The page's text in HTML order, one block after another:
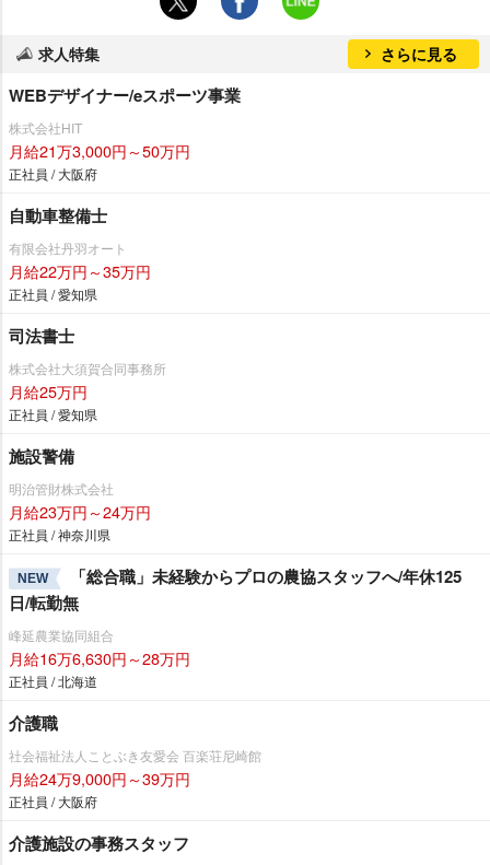
求人特集 さらに見る
WEBデザイナー/eスポーツ事業
株式会社HIT
月給21万3,000円～50万円
正社員 / 大阪府
自動車整備士
有限会社丹羽オート
月給22万円～35万円
正社員 / 愛知県
司法書士
株式会社大須賀合同事務所
月給25万円
正社員 / 愛知県
施設警備
明治管財株式会社
月給23万円～24万円
正社員 / 神奈川県
NEW
「総合職」未経験からプロの農協スタッフへ/年休125
日/転勤無
峰延農業協同組合
月給16万6,630円～28万円
正社員 / 北海道
介護職
社会福祉法人ことぶき友愛会 百楽荘尼崎館
月給24万9,000円～39万円
正社員 / 大阪府
介護施設の事務スタッフ